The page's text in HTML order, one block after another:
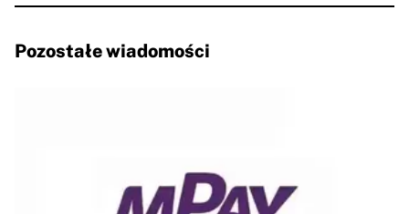
Pozostałe wiadomości